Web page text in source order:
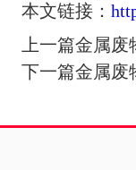
本文链接：
上一篇金属废
下一篇金属废